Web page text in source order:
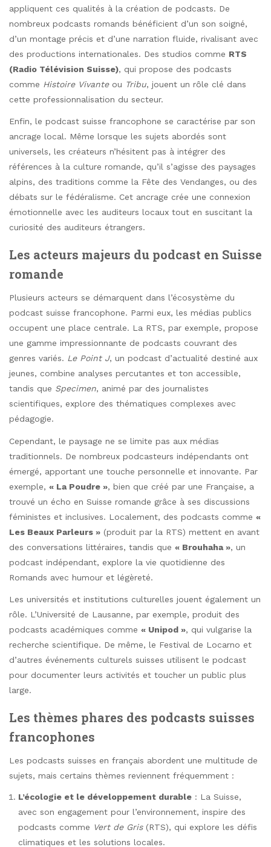
appliquent ces qualités à la création de podcasts. De
nombreux podcasts romands bénéficient d’un son soigné,
d’un montage précis et d’une narration fluide, rivalisant avec
des productions internationales. Des studios comme RTS
(Radio Télévision Suisse), qui propose des podcasts
comme Histoire Vivanteou Tribu, jouent un rôle clé dans
cette professionnalisation du secteur.
Enfin, le podcast suisse francophone se caractérise par son
ancrage local. Même lorsque les sujets abordés sont
universels, les créateurs n’hésitent pas à intégrer des
références à la culture romande, qu’il s’agisse des paysages
alpins, des traditions comme la Fête des Vendanges, ou des
débats sur le fédéralisme. Cet ancrage crée une connexion
émotionnelle avec les auditeurs locaux tout en suscitant la
curiosité des auditeurs étrangers.
Les acteurs majeurs du podcast en Suisse
romande
Plusieurs acteurs se démarquent dans l’écosystème du
podcast suisse francophone. Parmi eux, les médias publics
occupent une place centrale. La RTS, par exemple, propose
une gamme impressionnante de podcasts couvrant des
genres variés. Le Point J, un podcast d’actualité destiné aux
jeunes, combine analyses percutantes et ton accessible,
tandis que Specimen, animé par des journalistes
scientifiques, explore des thématiques complexes avec
pédagogie.
Cependant, le paysage ne se limite pas aux médias
traditionnels. De nombreux podcasteurs indépendants ont
émergé, apportant une touche personnelle et innovante. Par
exemple, « La Poudre », bien que créé par une Française, a
trouvé un écho en Suisse romande grâce à ses discussions
féministes et inclusives. Localement, des podcasts comme «
Les Beaux Parleurs » (produit par la RTS) mettent en avant
des conversations littéraires, tandis que « Brouhaha », un
podcast indépendant, explore la vie quotidienne des
Romands avec humour et légèreté.
Les universités et institutions culturelles jouent également un
rôle. L’Université de Lausanne, par exemple, produit des
podcasts académiques comme « Unipod », qui vulgarise la
recherche scientifique. De même, le Festival de Locarno et
d’autres événements culturels suisses utilisent le podcast
pour documenter leurs activités et toucher un public plus
large.
Les thèmes phares des podcasts suisses
francophones
Les podcasts suisses en français abordent une multitude de
sujets, mais certains thèmes reviennent fréquemment :
L’écologie et le développement durable : La Suisse,
avec son engagement pour l’environnement, inspire des
podcasts comme Vert de Gris(RTS), qui explore les défis
climatiques et les solutions locales.